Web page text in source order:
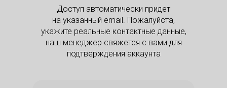
Доступ автоматически придет
на указанный email. Пожалуйста,
укажите реальные контактные данные,
наш менеджер свяжется с вами для
подтверждения аккаунта